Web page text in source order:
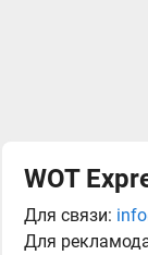
WOT
Для связи:
Для